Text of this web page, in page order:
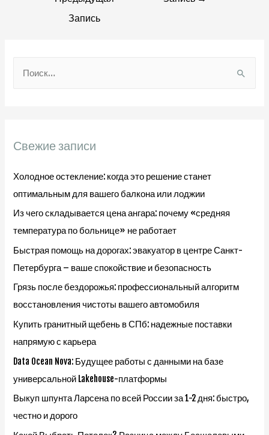
по
Запись
:Свежие записи
Холодное остекление: когда это решение станет
оптимальным для вашего балкона или лоджии
Из чего складывается цена ангара: почему «средняя
температура по больнице» не работает
Быстрая помощь на дорогах: эвакуатор в центре Санкт-
Петербурга – ваше спокойствие и безопасность
Грязь после бездорожья: профессиональный алгоритм
восстановления чистоты вашего автомобиля
Купить гранитный щебень в СПб: надежные поставки
напрямую с карьера
Data Ocean Nova: Будущее работы с данными на базе
универсальной Lakehouse-платформы
Выкуп шпунта Ларсена по всей России за 1-2 дня: быстро,
честно и дорого